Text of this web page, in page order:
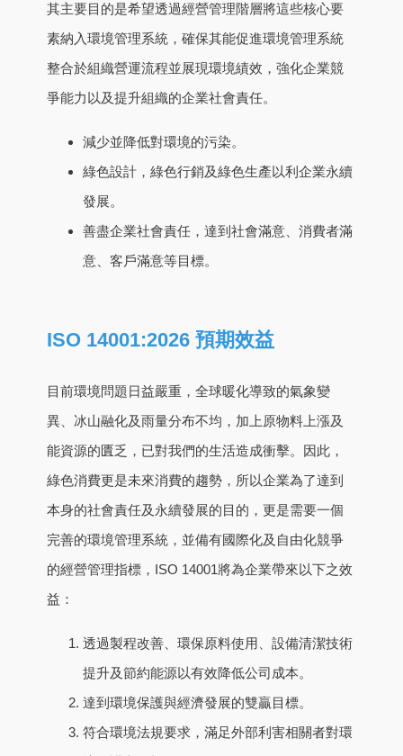
其主要目的是希望透過經營管理階層將這些核心要
素納入環境管理系統，確保其能促進環境管理系統
整合於組織營運流程並展現環境績效，強化企業競
爭能力以及提升組織的企業社會責任。
減少並降低對環境的污染。
綠色設計，綠色行銷及綠色生產以利企業永續
發展。
善盡企業社會責任，達到社會滿意、消費者滿
意、客戶滿意等目標。
ISO 14001:2026 預期效益
目前環境問題日益嚴重，全球暖化導致的氣象變
異、冰山融化及雨量分布不均，加上原物料上漲及
能資源的匱乏，已對我們的生活造成衝擊。因此，
綠色消費更是未來消費的趨勢，所以企業為了達到
本身的社會責任及永續發展的目的，更是需要一個
完善的環境管理系統，並備有國際化及自由化競爭
的經營管理指標，ISO 14001將為企業帶來以下之效
益：
透過製程改善、環保原料使用、設備清潔技術
提升及節約能源以有效降低公司成本。
達到環境保護與經濟發展的雙贏目標。
符合環境法規要求，滿足外部利害相關者對環